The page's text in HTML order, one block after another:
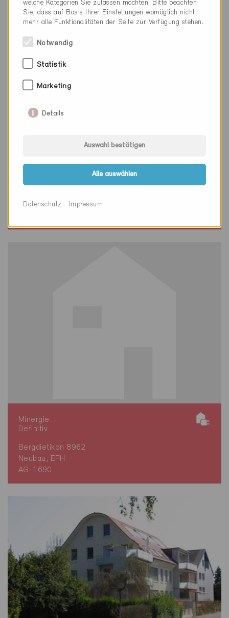
Minergie
Neubau, EFH
Minergie
Definitiv
Bergdietikon 8962
Neubau, EFH
AG-1690
welche Kategorien Sie zulassen möchten. Bitte beachten
Sie, dass auf Basis Ihrer Einstellungen womöglich nicht
mehr alle Funktionalitäten der Seite zur Verfügung stehen.
Notwendig
Statistik
Marketing
Details
Auswahl bestätigen
Alle auswählen
Datenschutz Impressum